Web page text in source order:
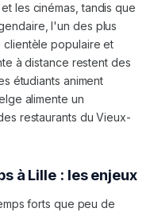
les cinémas, tandis que
l'un des plus
populaire et
à distance restent des
étudiants animent
alimente un
restaurants du Vieux-
à Lille : les enjeux
forts que peu de